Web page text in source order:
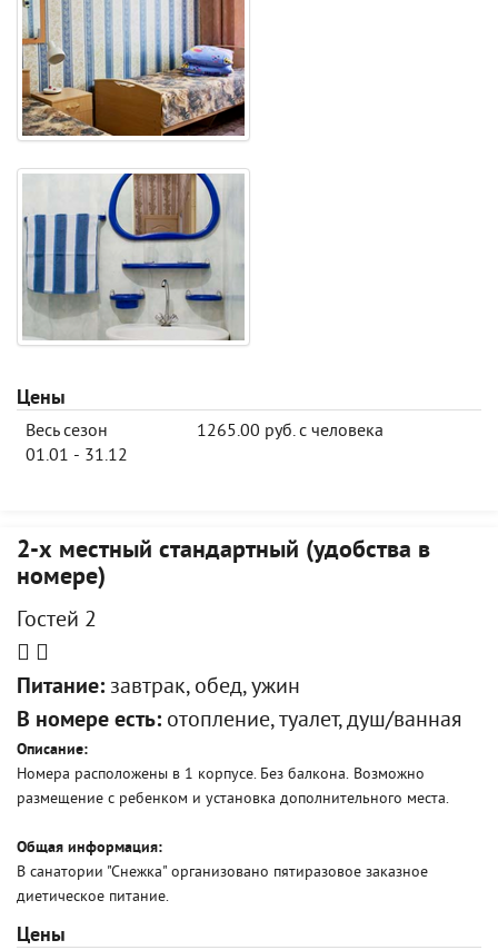
Цены
Весь сезон
01.01 - 31.12
1265.00 руб. с человека
2-х местный стандартный (удобства в
номере)
Гостей 2
Питание: завтрак, обед, ужин
В номере есть: отопление, туалет, душ/ванная
Описание:
Номера расположены в 1 корпусе. Без балкона. Возможно
размещение с ребенком и установка дополнительного места.
Общая информация:
В санатории "Снежка" организовано пятиразовое заказное
диетическое питание.
Цены